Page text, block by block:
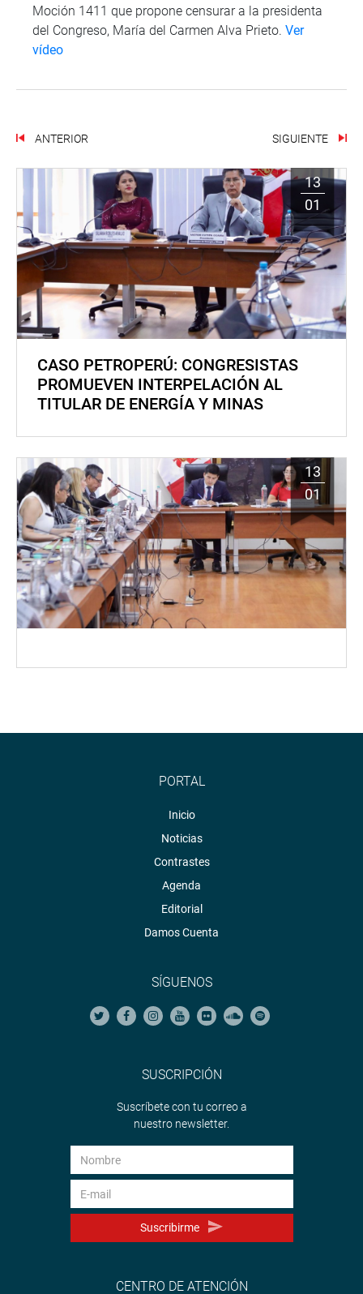
Moción 1411 que propone censurar a la presidenta
del Congreso, María del Carmen Alva Prieto. Ver
vídeo
ANTERIOR SIGUIENTE
13
01
CASO PETROPERÚ: CONGRESISTAS
PROMUEVEN INTERPELACIÓN AL
TITULAR DE ENERGÍA Y MINAS
13
01
PORTAL
Inicio
Noticias
Contrastes
Agenda
Editorial
Damos Cuenta
SÍGUENOS
SUSCRIPCIÓN
Suscríbete con tu correo a
nuestro newsletter.
Suscribirme
CENTRO DE ATENCIÓN